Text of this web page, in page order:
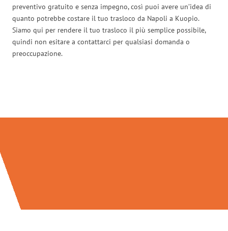
preventivo gratuito e senza impegno, così puoi avere un’idea di
quanto potrebbe costare il tuo trasloco da Napoli a Kuopio.
Siamo qui per rendere il tuo trasloco il più semplice possibile,
quindi non esitare a contattarci per qualsiasi domanda o
preoccupazione.